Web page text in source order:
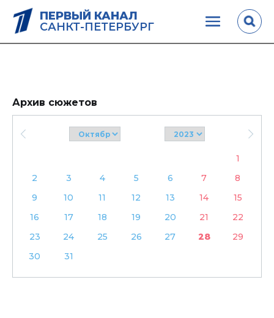
ПЕРВЫЙ КАНАЛ
САНКТ-ПЕТЕРБУРГ
Архив сюжетов
1
2
3 4 5 6 7
8
9
10 11 12 13 14
15
16
17 18 19 20 21
22
23
24 25 26 27 28
29
30
31